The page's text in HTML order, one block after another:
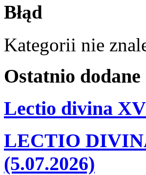
Błąd
Kategorii nie
Ostatnio dodane
Lectio divina
LECTIO
(5.07.2026)